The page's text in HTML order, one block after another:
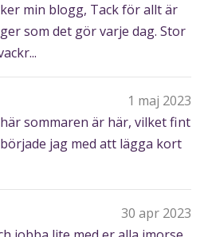
min blogg, Tack för allt är
som det gör varje dag. Stor
1 maj 2023
sommaren är här, vilket fint
jag med att lägga kort
30 apr 2023